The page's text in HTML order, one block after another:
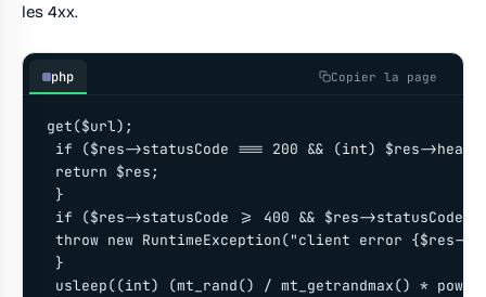
les 4xx.
php Copier la page
get($url);
if ($res->statusCode === 200 && (int) $res-
return $res;
}
if ($res->statusCode >= 400 && $res->statusCode
throw new RuntimeException("client error {$res-
}
usleep((int) (mt_rand() / mt_getrandmax() *